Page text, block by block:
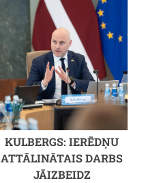
KULBERGS: IERĒDŅU
ATTĀLINĀTAIS DARBS
JĀIZBEIDZ